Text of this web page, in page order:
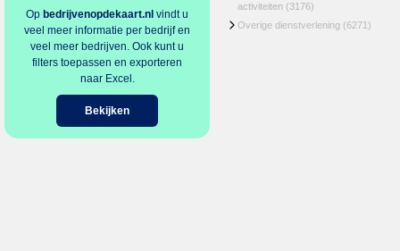
Op bedrijvenopdekaart.nl vindt u
veel meer informatie per bedrijf en
veel meer bedrijven. Ook kunt u
filters toepassen en exporteren
naar Excel.
Bekijken
activiteiten (3176)
Overige dienstverlening (6271)